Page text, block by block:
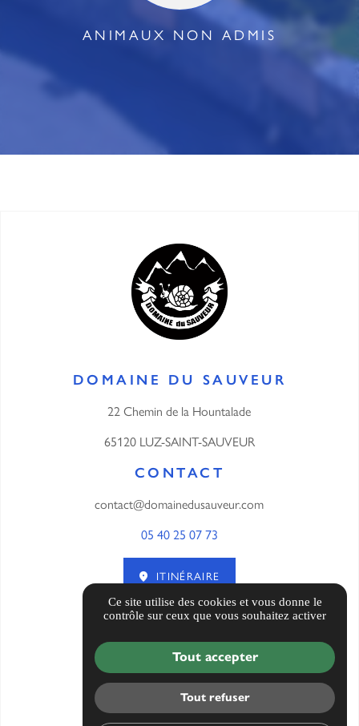
ANIMAUX NON ADMIS
DOMAINE DU SAUVEUR
22 Chemin de la Hountalade
65120 LUZ-SAINT-SAUVEUR
CONTACT
contact@domainedusauveur.com
05 40 25 07 73
ITINÉRAIRE
Informations complémentaires
Mentions légales
Politique de confidentialité
Ce site utilise des cookies et vous donne le
contrôle sur ceux que vous souhaitez activer
Tout accepter
Tout refuser